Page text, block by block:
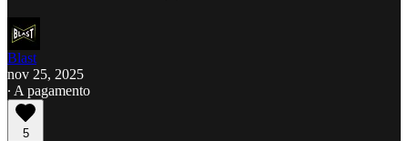
Blast
nov 25, 2025
∙ A pagamento
5